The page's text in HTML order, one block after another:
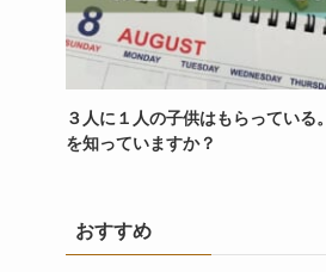
３人に１人の子供はもらっている
を知っていますか？
おすすめ